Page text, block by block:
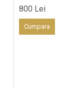
800 Lei
Cumpara